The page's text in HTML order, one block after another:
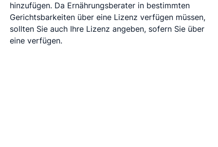
hinzufügen. Da Ernährungsberater in bestimmten
Gerichtsbarkeiten über eine Lizenz verfügen müssen,
sollten Sie auch Ihre Lizenz angeben, sofern Sie über
eine verfügen.